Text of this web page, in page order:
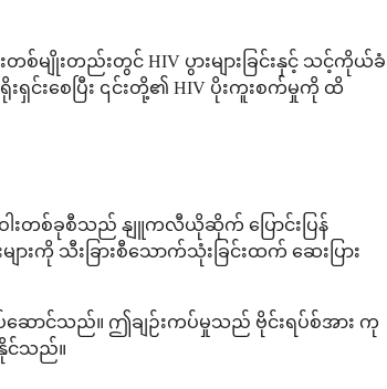
တစ်မျိုးတည်းတွင် HIV ပွားများခြင်းနှင့် သင့်ကိုယ်ခံ
င်းစေပြီး ၎င်းတို့၏ HIV ပိုးကူးစက်မှုကို ထိ
းဝါးတစ်ခုစီသည် နျူကလီယိုဆိုက် ပြောင်းပြန်
ားကို သီးခြားစီသောက်သုံးခြင်းထက် ဆေးပြား
ောင်သည်။ ဤချဉ်းကပ်မှုသည် ဗိုင်းရပ်စ်အား ကု
င်သည်။